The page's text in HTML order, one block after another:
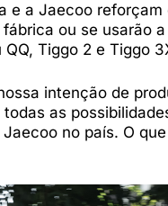
e a Jaecoo
ou se usarão
Tiggo 2 e Tiggo
intenção de
as
no país. O